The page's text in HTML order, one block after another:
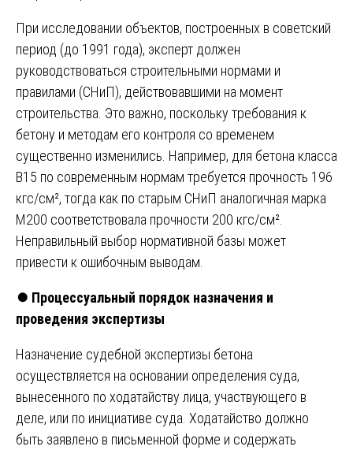
При исследовании объектов, построенных в советский
период (до 1991 года), эксперт должен
руководствоваться строительными нормами и
правилами (СНиП), действовавшими на момент
строительства. Это важно, поскольку требования к
бетону и методам его контроля со временем
существенно изменились. Например, для бетона класса
В15 по современным нормам требуется прочность 196
кгс/см², тогда как по старым СНиП аналогичная марка
М200 соответствовала прочности 200 кгс/см².
Неправильный выбор нормативной базы может
привести к ошибочным выводам.
⏺️ Процессуальный порядок назначения и
проведения экспертизы
Назначение судебной экспертизы бетона
осуществляется на основании определения суда,
вынесенного по ходатайству лица, участвующего в
деле, или по инициативе суда. Ходатайство должно
быть заявлено в письменной форме и содержать